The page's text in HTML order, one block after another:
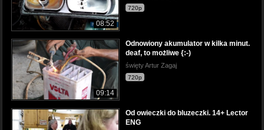
08:52
720p
09:14
Odnowiony akumulator w kilka minut.
deaf, to możliwe {:-)
święty Artur Zagaj
720p
Od owieczki do bluzeczki. 14+ Lector
ENG